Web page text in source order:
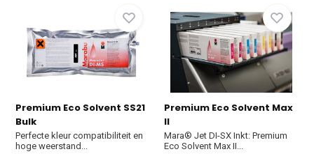
Premium Eco Solvent SS21
Bulk
Perfecte kleur compatibiliteit en
hoge weerstand...
Premium Eco Solvent Max
II
Mara® Jet DI-SX Inkt: Premium
Eco Solvent Max II...